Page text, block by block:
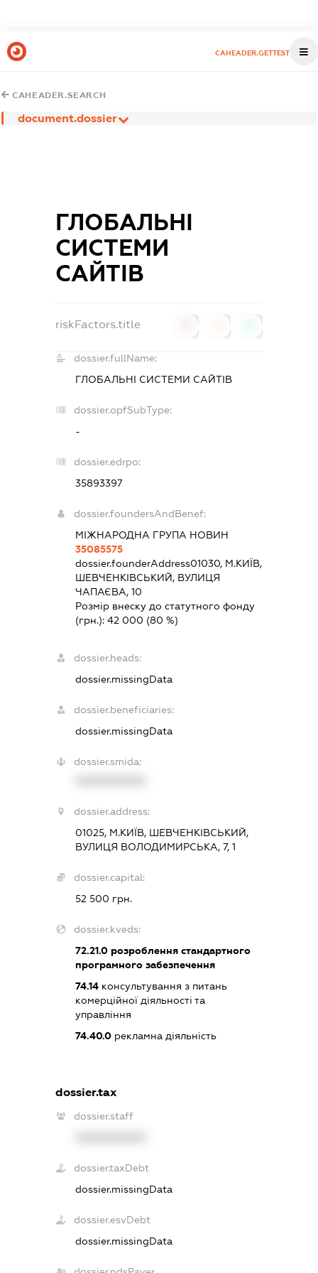
CAHEADER.GETTEST
CAHEADER.SEARCH
document.dossier
ГЛОБАЛЬНІ
СИСТЕМИ
САЙТІВ
riskFactors.title
dossier.fullName:
ГЛОБАЛЬНІ СИСТЕМИ САЙТІВ
dossier.opfSubType:
-
dossier.edrpo:
35893397
dossier.foundersAndBenef:
МІЖНАРОДНА ГРУПА НОВИН
35085575
dossier.founderAddress01030, М.КИЇВ,
ШЕВЧЕНКІВСЬКИЙ, ВУЛИЦЯ
ЧАПАЄВА, 10
Розмір внеску до статутного фонду
(грн.): 42 000 (80 %)
dossier.heads:
dossier.missingData
dossier.beneficiaries:
dossier.missingData
dossier.smida:
dossier.address:
01025, М.КИЇВ, ШЕВЧЕНКІВСЬКИЙ,
ВУЛИЦЯ ВОЛОДИМИРСЬКА, 7, 1
dossier.capital:
52 500 грн.
dossier.kveds:
72.21.0 розроблення стандартного
програмного забезпечення
74.14 консультування з питань
комерційної діяльності та
управління
74.40.0 рекламна діяльність
dossier.tax
dossier.staff
dossier.taxDebt
dossier.missingData
dossier.esvDebt
dossier.missingData